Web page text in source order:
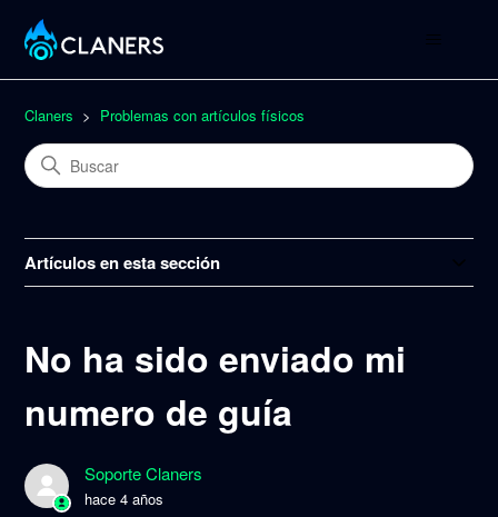
Claners Problemas con artículos físicos
Artículos en esta sección
No ha sido enviado mi
numero de guía
Soporte Claners
hace 4 años